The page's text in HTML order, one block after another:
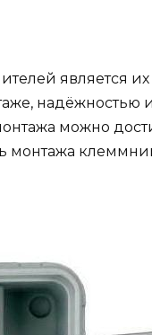
является
надёжностью
можно
монтажа